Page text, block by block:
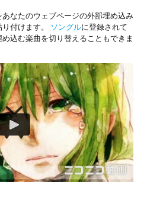
なたのウェブページの外部埋め込み
付けます。 ソングルに登録されて
込む楽曲を切り替えることもできま